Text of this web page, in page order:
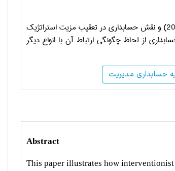
این مقاله به بررسی نقش حسابداری مدیریت در تغییر سازمانی (آرنز و چپمن، 2007؛ بورنز و اسکاپنز، 2000) و نقش حسابداری در تعقیب مزیت استراتژیک
نظر یورگنسن و مسنر (2010) در رابطه با مطالعه حسابداری از لحاظ چگونگی ارتباط آن با انواع دیگر
حسابداری مدیریت
Abstract
This paper illustrates how